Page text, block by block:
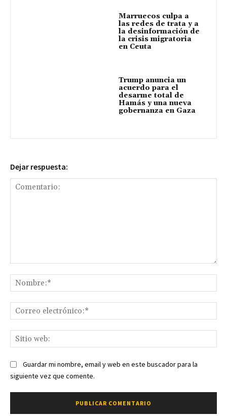
Marruecos culpa a
las redes de trata y a
la desinformación de
la crisis migratoria
en Ceuta
Trump anuncia un
acuerdo para el
desarme total de
Hamás y una nueva
gobernanza en Gaza
Dejar respuesta:
Guardar mi nombre, email y web en este buscador para la
siguiente vez que comente.